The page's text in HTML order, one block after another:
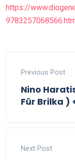
https://
Previous Post
Nino
Für Brilka )
Next Post